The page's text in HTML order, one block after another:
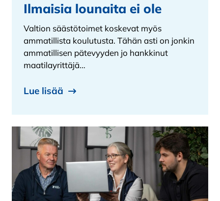
Ilmaisia lounaita ei ole
Valtion säästötoimet koskevat myös
ammatillista koulutusta. Tähän asti on jonkin
ammatillisen pätevyyden jo hankkinut
maatilayrittäjä…
Lue lisää